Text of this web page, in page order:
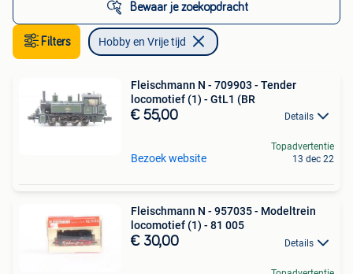
Bewaar je zoekopdracht
Filters Hobby en Vrije tijd
Fleischmann N - 709903 - Tender
locomotief (1) - GtL1 (BR
€ 55,00 Details
Bezoek website
Topadvertentie
13 dec 22
Fleischmann N - 957035 - Modeltrein
locomotief (1) - 81 005
€ 30,00 Details